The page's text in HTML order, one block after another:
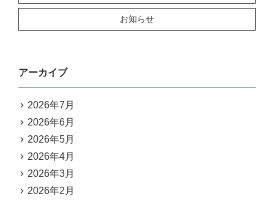
お知らせ
アーカイブ
2026年7月
2026年6月
2026年5月
2026年4月
2026年3月
2026年2月